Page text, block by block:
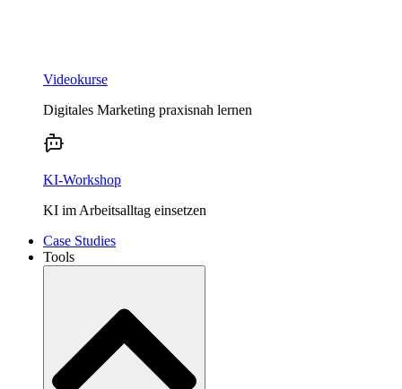
Videokurse
Digitales Marketing praxisnah lernen
KI-Workshop
KI im Arbeitsalltag einsetzen
Case Studies
Tools